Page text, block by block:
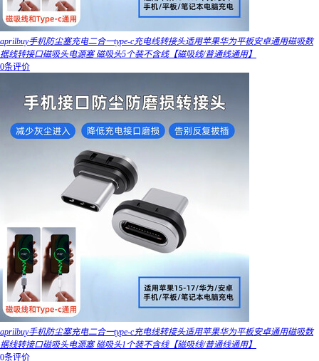
aprilbuy手机防尘塞充电二合一type-c充电线转接头适用苹果华为平板安卓通用磁吸数
据线转接口磁吸头电源塞 磁吸头5个装不含线【磁吸线/普通线通用】
0条评价
aprilbuy手机防尘塞充电二合一type-c充电线转接头适用苹果华为平板安卓通用磁吸数
据线转接口磁吸头电源塞 磁吸头1个装不含线【磁吸线/普通线通用】
0条评价